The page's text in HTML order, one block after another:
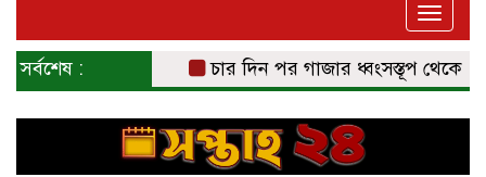
Toggle
সর্বশেষ : চার দিন পর গাজার ধ্বংসস্তূপ থেকে